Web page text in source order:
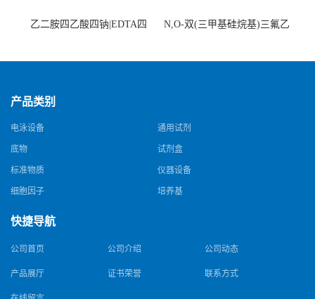
乙二胺四乙酸四钠|EDTA四
N,O-双(三甲基硅烷基)三氟乙
产品类别
电泳设备 通用试剂
底物 试剂盒
标准物质 仪器设备
细胞因子 培养基
快捷导航
公司首页 公司介绍 公司动态
产品展厅 证书荣誉 联系方式